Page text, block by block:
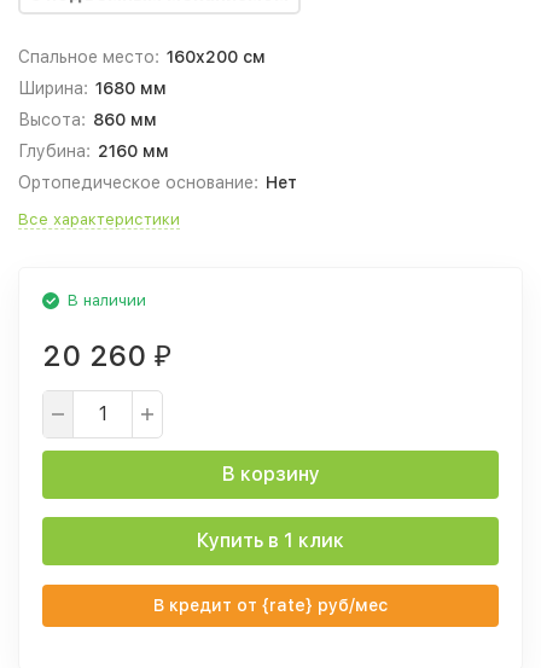
Спальное место: 160x200 см
Ширина: 1680 мм
Высота: 860 мм
Глубина: 2160 мм
Ортопедическое основание: Нет
Все характеристики
В наличии
20 260 ₽
В корзину
Купить в 1 клик
В кредит от {rate} руб/мес